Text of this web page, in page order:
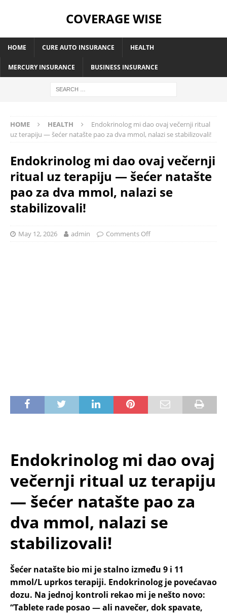
COVERAGE WISE
HOME CURE AUTO INSURANCE HEALTH
MERCURY INSURANCE BUSINESS INSURANCE
HOME HEALTH
Endokrinolog mi dao ovaj večernji ritual
uz terapiju — šećer natašte pao za dva mmol, nalazi se stabilizovali!
Endokrinolog mi dao ovaj večernji
ritual uz terapiju — šećer natašte
pao za dva mmol, nalazi se
stabilizovali!
May 12, 2026 admin Comments Off
Endokrinolog mi dao ovaj
večernji ritual uz terapiju
— šećer natašte pao za
dva mmol, nalazi se
stabilizovali!
Šećer natašte bio mi je stalno između 9 i 11
mmol/L uprkos terapiji. Endokrinolog je povećavao
dozu. Na jednoj kontroli rekao mi je nešto novo:
“Tablete rade posao — ali navečer, dok spavate,